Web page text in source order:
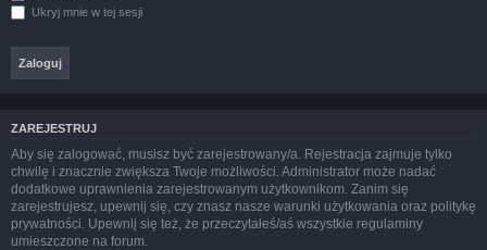
Ukryj mnie w tej sesji
ZAREJESTRUJ
Aby się zalogować, musisz być zarejestrowany/a. Rejestracja zajmuje tylko
chwilę i znacznie zwiększa Twoje możliwości. Administrator może nadać
dodatkowe uprawnienia zarejestrowanym użytkownikom. Zanim się
zarejestrujesz, upewnij się, czy znasz nasze warunki użytkowania oraz politykę
prywatności. Upewnij się też, że przeczytałeś/aś wszystkie regulaminy
umieszczone na forum.